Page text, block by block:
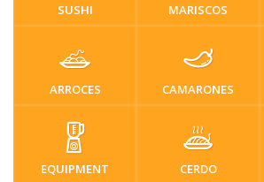
SUSHI MARISCOS
ARROCES CAMARONES
EQUIPMENT CERDO